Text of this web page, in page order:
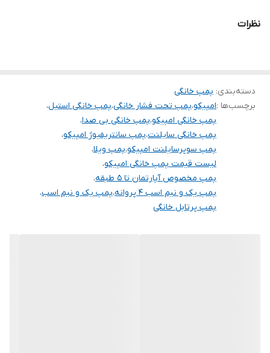
تعداد پروانه
جنس بدنه استیل
کشور سازنده ایران
نظرات
دسته‌بندی: پمپ خانگی
برچسب‌ها :امپیکو،پمپ تحت فشار خانگی،پمپ خانگی استیل،
پمپ خانگی امپیکو،پمپ خانگی بی صدا،
پمپ خانگی سایلنت،پمپ سانتریفیوژ امپیکو،
پمپ سوپرسایلنت امپیکو،پمپ ویلا،
لیست قیمت پمپ خانگی امپیکو،
پمپ مخصوص آپارتمان تا 5 طبقه
،
پمپ یک و نیم اسب 4 پروانه
،پمپ یک و نیم اسب،
پمپ پرتابل خانگی